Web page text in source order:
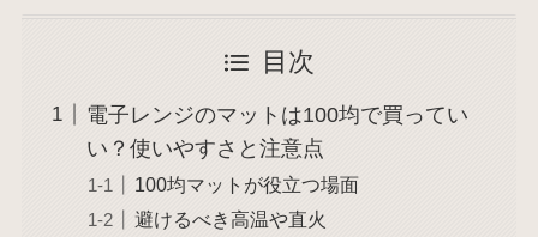
目次
電子レンジのマットは100均で買ってい
い？使いやすさと注意点
100均マットが役立つ場面
避けるべき高温や直火